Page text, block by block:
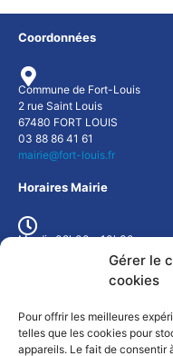
Gérer le
cookies
Pour offrir les meilleures
telles que les cookies pour
appareils. Le fait de consentir
Coordonnées
Commune de Fort-Louis
2 rue Saint Louis
67480 FORT LOUIS
03 88 86 41 61
mairie@fort-louis.fr
Horaires Mairie
Mardi : 09h00 - 10h30
Mercredi : 9h00 - 10h30
ou sur rendez-vous
Météo Fort-Louis